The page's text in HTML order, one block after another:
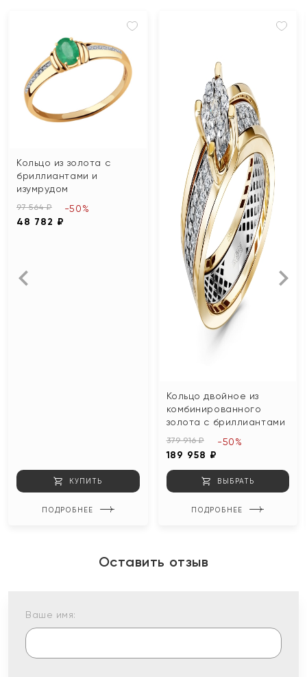
Кольцо из золота с
бриллиантами и
изумрудом
97 564 ₽
48 782 ₽
-50%
КУПИТЬ
ПОДРОБНЕЕ
Кольцо двойное из
комбинированного
золота с бриллиантами
379 916 ₽
189 958 ₽
-50%
ВЫБРАТЬ
ПОДРОБНЕЕ
Оставить отзыв
Ваше имя: